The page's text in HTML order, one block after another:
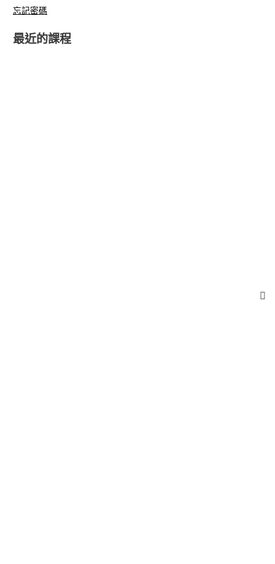
忘記密碼
最近的課程